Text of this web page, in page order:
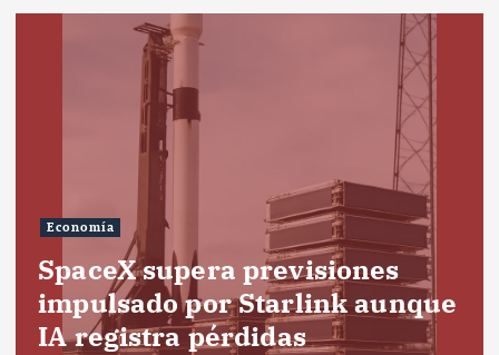
Economía
SpaceX supera previsiones
impulsado por Starlink aunque
IA registra pérdidas